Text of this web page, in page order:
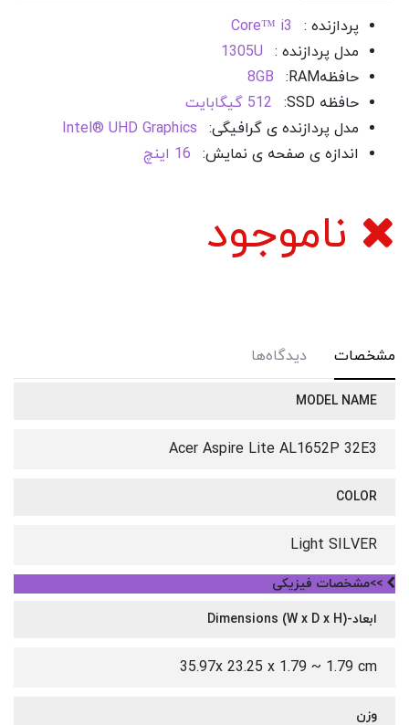
پردازنده :
Core™ i3
مدل پردازنده :
1305U
حافظهRAM
:
8GB
حافظه SSD
:
512 گیگابایت
مدل پردازنده ی گرافیگی:
Intel® UHD Graphics
اندازه ی صفحه ی نمایش:
16 اینچ
ناموجود
مشخصات دیدگاه‌ها
MODEL NAME
Acer Aspire Lite AL1652P 32E3
COLOR
Light SILVER
>>مشخصات فیزیکی
ابعاد-Dimensions (W x D x H)
35.97x 23.25 x 1.79 ~ 1.79 cm
وزن